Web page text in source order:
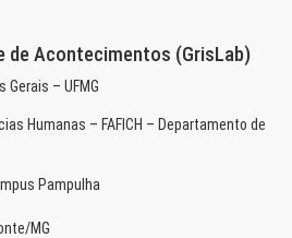
de Acontecimentos (GrisLab)
Gerais – UFMG
Humanas – FAFICH – Departamento de
Pampulha
MG